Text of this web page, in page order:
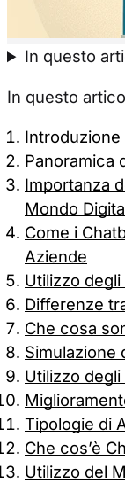
In questo
In questo
Introduzione
Panoramica
Importanza
Mondo
Come i
Aziende
Utilizzo
Differenze
Che cosa
Simulazione
Utilizzo
Tipologie di
Che cos’è
Utilizzo del